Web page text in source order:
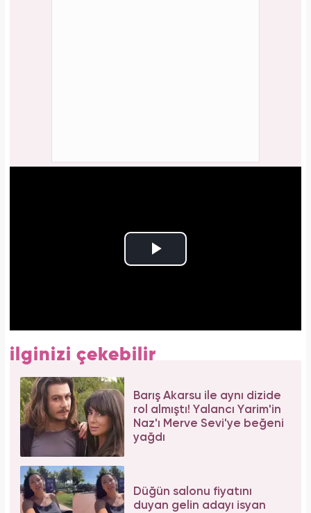
ilginizi çekebilir
Barış Akarsu ile aynı dizide
rol almıştı! Yalancı Yarim'in
Naz'ı Merve Sevi'ye beğeni
yağdı
Düğün salonu fiyatını
duyan gelin adayı isyan